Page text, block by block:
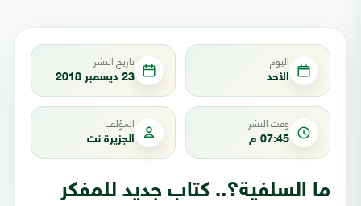
اليوم
الأحد
تاريخ النشر
23 ديسمبر 2018
وقت النشر
07:45 م
المؤلف
الجزيرة نت
ما السلفية؟.. كتاب جديد للمفكر